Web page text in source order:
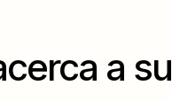
a su